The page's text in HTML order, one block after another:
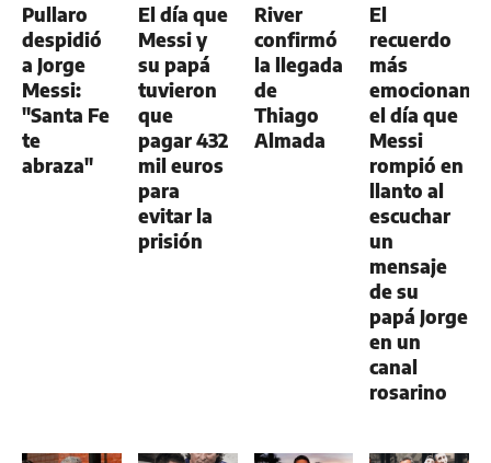
Pullaro
despidió
a Jorge
Messi:
"Santa Fe
te
abraza"
El día que
Messi y
su papá
tuvieron
que
pagar 432
mil euros
para
evitar la
prisión
River
confirmó
la llegada
de
Thiago
Almada
El
recuerdo
más
el día que
Messi
rompió en
llanto al
escuchar
un
mensaje
de su
papá Jorge
en un
canal
rosarino